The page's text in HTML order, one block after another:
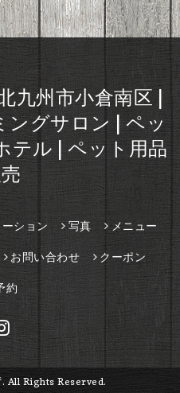
九州市小倉南区 |
ングサロン | ペッ
テル | ペット用品
ション 写真 メニュー
お問い合わせ クーポン
約
. All Rights Reserved.